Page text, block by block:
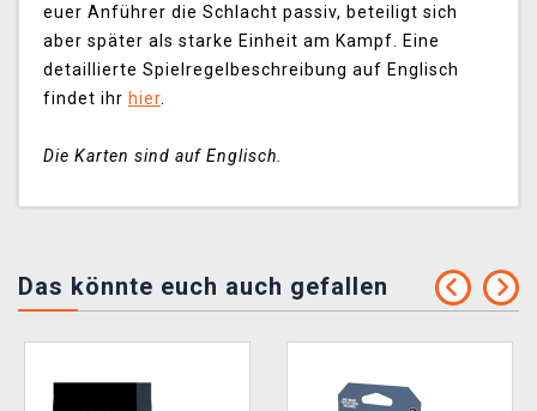
euer Anführer die Schlacht passiv, beteiligt sich
aber später als starke Einheit am Kampf. Eine
detaillierte Spielregelbeschreibung auf Englisch
findet ihr hier
Die Karten sind auf Englisch.
Das könnte euch auch gefallen